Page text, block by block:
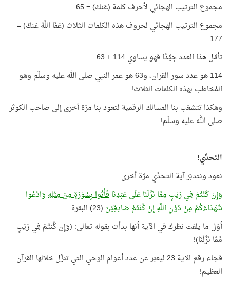
مجموع الترتيب الهجائي لأحرف كلمة (عَنكَ) = 65
مجموع الترتيب الهجائي لحروف هذه الكلمات الثلاث (عَفَا اللَّهُ عَنكَ) =
177
تأمّل هذا العدد جيِّدًا فهو يساوي 114 + 63
114 هو عدد سور القرآن، و63 هو عمر النبي صلى الله عليه وسلّم وهو
المُخاطب بهذه الكلمات الثلاث!
وهكذا تتشعّب بنا المسالك الرقمية لتعود بنا مرّة أخرى إلى صاحب الكوثر
صلى الله عليه وسلّم!
التحدِّي!
نعود ونتدبّر آية التحدِّي مرّة أخرى:
وَإِنْ كُنْتُمْ فِي رَيْبٍ مِمَّا نَزَّلْنَا عَلَى عَبْدِنَافَأْتُوا بِسُوْرَةٍ مِنْ مِثْلِهِوَادْعُوا
شُهَدَاءَكُمْ مِنْ دُوْنِ اللَّهِ إِنْ كُنْتُمْ صَادِقِيْنَ (23) البقرة
أوّل ما يلفت نظرك في الآية أنها بدأت بقوله تعالى: (وَإِن كُنتُمْ فِي رَيْبٍ
مِّمَّا نَزَّلْنَا)!
فجاء رقم الآية 23 ليعبّر عن عدد أعوام الوحي التي تنزَّل خلالها القرآن
العظيم!